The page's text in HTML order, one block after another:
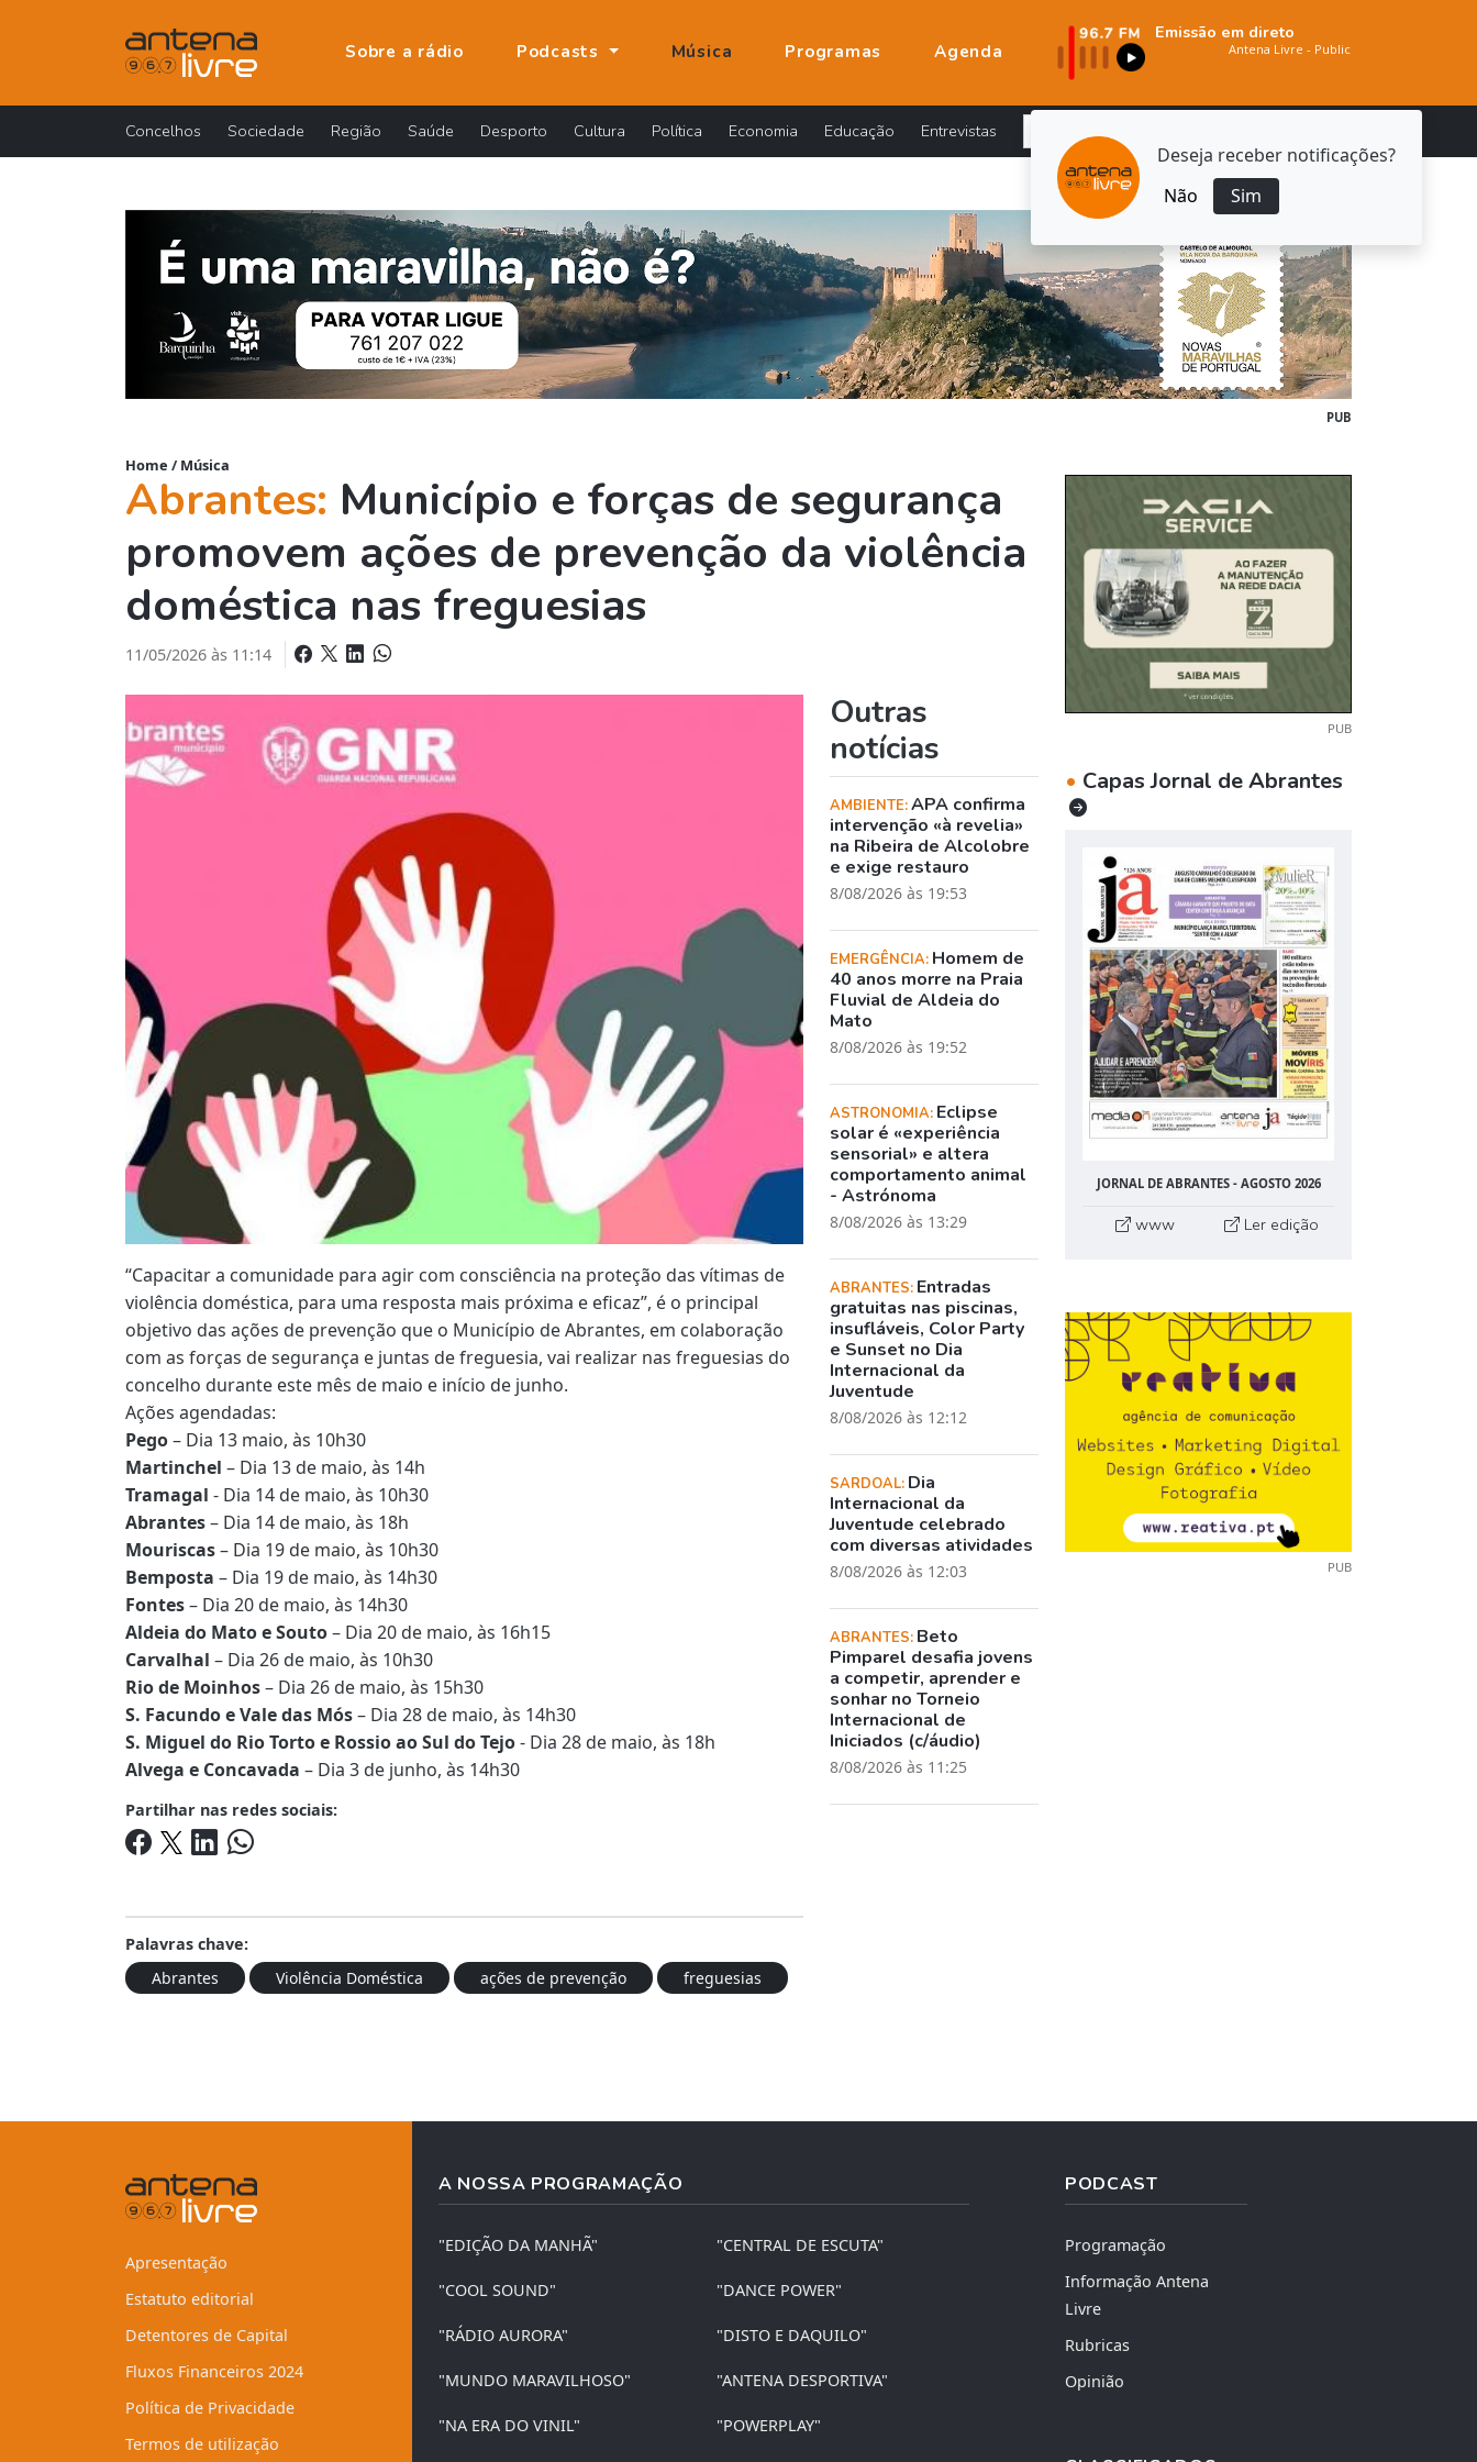
Deseja receber notificações?
Não
Sim
Sobre a rádio Podcasts Música Programas Agenda
Emissão em direto
Concelhos Sociedade Região Saúde Desporto Cultura Política Economia Educação Entrevistas
PUB
Home / Música
Abrantes: Município e forças de segurança
promovem ações de prevenção da violência
doméstica nas freguesias
11/05/2026 às 11:14
“Capacitar a comunidade para agir com consciência na proteção das vítimas de
violência doméstica, para uma resposta mais próxima e eficaz”, é o principal
objetivo das ações de prevenção que o Município de Abrantes, em colaboração
com as forças de segurança e juntas de freguesia, vai realizar nas freguesias do
concelho durante este mês de maio e início de junho.
Ações agendadas:
Pego– Dia 13 maio, às 10h30
Martinchel – Dia 13 de maio, às 14h
Tramagal - Dia 14 de maio, às 10h30
Abrantes– Dia 14 de maio, às 18h
Mouriscas– Dia 19 de maio, às 10h30
Bemposta – Dia 19 de maio, às 14h30
Fontes– Dia 20 de maio, às 14h30
Aldeia do Mato e Souto– Dia 20 de maio, às 16h15
Carvalhal – Dia 26 de maio, às 10h30
Rio de Moinhos– Dia 26 de maio, às 15h30
S. Facundo e Vale das Mós– Dia 28 de maio, às 14h30
S. Miguel do Rio Torto e Rossio ao Sul do Tejo- Dia 28 de maio, às 18h
Alvega e Concavada – Dia 3 de junho, às 14h30
Partilhar nas redes sociais:
Palavras chave:
Abrantes
Violência Doméstica ações de prevenção freguesias
Outras
notícias
AMBIENTE:APA confirma
intervenção «à revelia»
na Ribeira de Alcolobre
e exige restauro
8/08/2026 às 19:53
EMERGÊNCIA: Homem de
40 anos morre na Praia
Fluvial de Aldeia do
Mato
8/08/2026 às 19:52
ASTRONOMIA: Eclipse
solar é «experiência
sensorial» e altera
comportamento animal
- Astrónoma
8/08/2026 às 13:29
ABRANTES: Entradas
gratuitas nas piscinas,
insufláveis, Color Party
e Sunset no Dia
Internacional da
Juventude
8/08/2026 às 12:12
SARDOAL: Dia
Internacional da
Juventude celebrado
com diversas atividades
8/08/2026 às 12:03
ABRANTES: Beto
Pimparel desafia jovens
a competir, aprender e
sonhar no Torneio
Internacional de
Iniciados (c/áudio)
8/08/2026 às 11:25
PUB
• Capas Jornal de Abrantes
JORNAL DE ABRANTES - AGOSTO 2026
www Ler edição
PUB
Apresentação
Estatuto editorial
Detentores de Capital
Fluxos Financeiros 2024
Política de Privacidade
Termos de utilização
A NOSSA PROGRAMAÇÃO
"EDIÇÃO DA MANHÃ" "CENTRAL DE ESCUTA"
"COOL SOUND" "DANCE POWER"
"RÁDIO AURORA" "DISTO E DAQUILO"
"MUNDO MARAVILHOSO" "ANTENA DESPORTIVA"
"NA ERA DO VINIL" "POWERPLAY"
PODCAST
Programação
Informação Antena
Livre
Rubricas
Opinião